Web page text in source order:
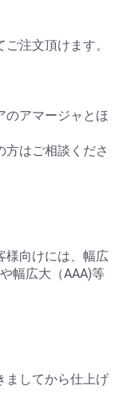
注文頂けます。
のアマージャとほ
方はご相談くださ
様向けには、幅広
幅広大（AAA)等
ましてから仕上げ